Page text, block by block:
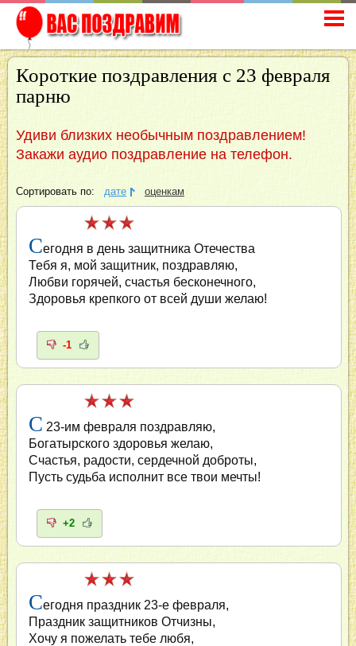
Короткие поздравления с 23 февраля
парню
Удиви близких необычным поздравлением!
Закажи аудио поздравление на телефон.
Сортировать по: дате оценкам
Сегодня в день защитника Отечества
Тебя я, мой защитник, поздравляю,
Любви горячей, счастья бесконечного,
Здоровья крепкого от всей души желаю!
-1
С 23-им февраля поздравляю,
Богатырского здоровья желаю,
Счастья, радости, сердечной доброты,
Пусть судьба исполнит все твои мечты!
+2
Сегодня праздник 23-е февраля,
Праздник защитников Отчизны,
Хочу я пожелать тебе любя,